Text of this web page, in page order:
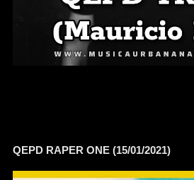
QEPD RAPER ONE (15/01/2021)